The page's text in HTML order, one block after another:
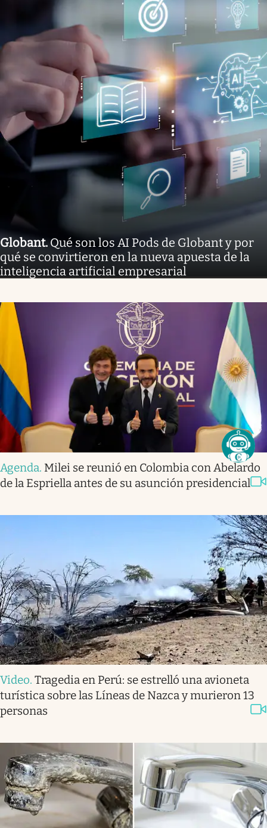
Globant.Qué son los AI Pods de Globant y por
qué se convirtieron en la nueva apuesta de la
inteligencia artificial empresarial
Agenda. Milei se reunió en Colombia con Abelardo
de la Espriella antes de su asunción presidencial
Video. Tragedia en Perú: se estrelló una avioneta
turística sobre las Líneas de Nazca y murieron 13
personas